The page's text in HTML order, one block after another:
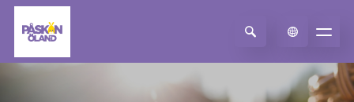
Select Language▼